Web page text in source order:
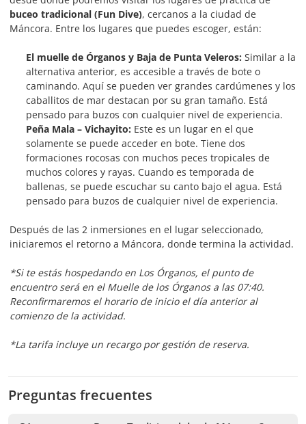
buceo tradicional (Fun Dive), cercanos a la ciudad de
Máncora. Entre los lugares que puedes escoger, están:
El muelle de Órganos y Baja de Punta Veleros: Similar a la
alternativa anterior, es accesible a través de bote o
caminando. Aquí se pueden ver grandes cardúmenes y los
caballitos de mar destacan por su gran tamaño. Está
pensado para buzos con cualquier nivel de experiencia.
Peña Mala – Vichayito: Este es un lugar en el que
solamente se puede acceder en bote. Tiene dos
formaciones rocosas con muchos peces tropicales de
muchos colores y rayas. Cuando es temporada de
ballenas, se puede escuchar su canto bajo el agua. Está
pensado para buzos de cualquier nivel de experiencia.
Después de las 2 inmersiones en el lugar seleccionado,
iniciaremos el retorno a Máncora, donde termina la actividad.
*Si te estás hospedando en Los Órganos, el punto de
encuentro será en el Muelle de los Órganos a las 07:40.
Reconfirmaremos el horario de inicio el día anterior al
comienzo de la actividad.
*La tarifa incluye un recargo por gestión de reserva.
Preguntas frecuentes